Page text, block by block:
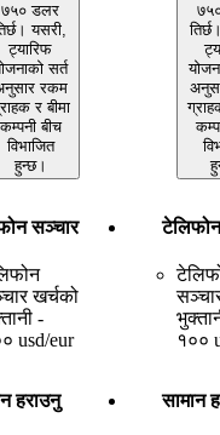
७५० डलर
यसरी,
ट्यारिफ
सर्त
रकम
र बीमा
कम्पनी बीच
विभाजित
हुन्छ।
सञ्चार
खर्चको
-
usd/eur
हराउनु
१००
सामान